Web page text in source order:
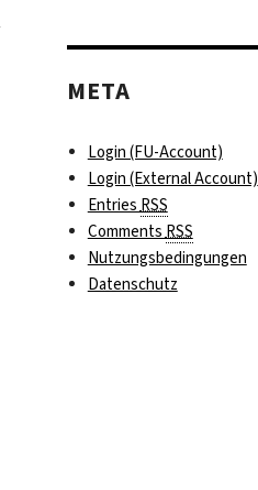
META
Login (FU-Account)
Login (External Account)
EntriesRSS
CommentsRSS
Nutzungsbedingungen
Datenschutz